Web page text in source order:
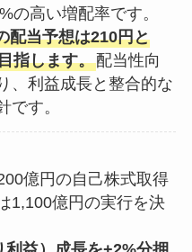
の高い増配率です。
配当予想は210円と
指します。配当性向
、利益成長と整合的な
です。
億円の自己株式取得
1,100億円の実行を決